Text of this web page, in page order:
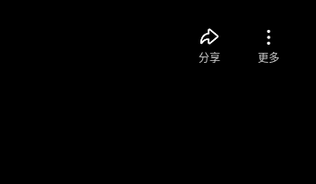
分享 更多